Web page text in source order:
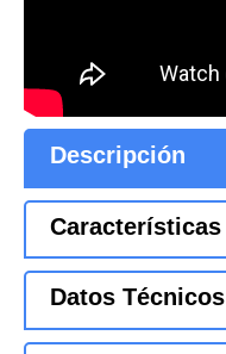
Descripción
Características
Datos Técnicos